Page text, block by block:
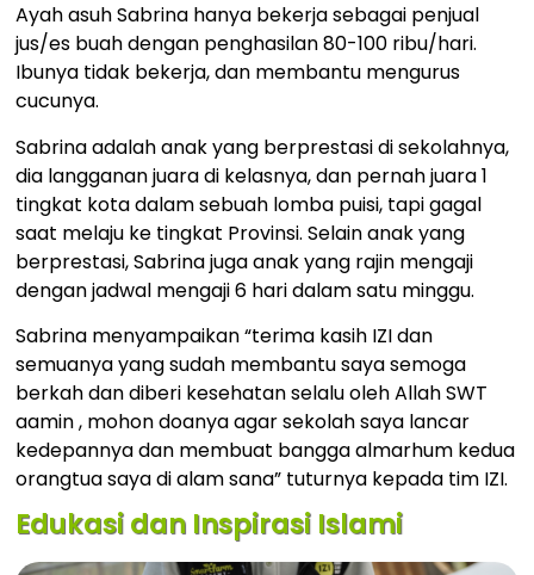
Ayah asuh Sabrina hanya bekerja sebagai penjual
jus/es buah dengan penghasilan 80-100 ribu/hari.
Ibunya tidak bekerja, dan membantu mengurus
cucunya.
Sabrina adalah anak yang berprestasi di sekolahnya,
dia langganan juara di kelasnya, dan pernah juara 1
tingkat kota dalam sebuah lomba puisi, tapi gagal
saat melaju ke tingkat Provinsi. Selain anak yang
berprestasi, Sabrina juga anak yang rajin mengaji
dengan jadwal mengaji 6 hari dalam satu minggu.
Sabrina menyampaikan “terima kasih IZI dan
semuanya yang sudah membantu saya semoga
berkah dan diberi kesehatan selalu oleh Allah SWT
aamin , mohon doanya agar sekolah saya lancar
kedepannya dan membuat bangga almarhum kedua
orangtua saya di alam sana” tuturnya kepada tim IZI.
Edukasi dan Inspirasi Islami